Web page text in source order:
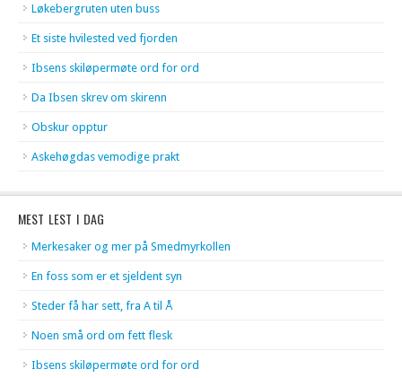
Løkebergruten uten buss
Et siste hvilested ved fjorden
Ibsens skiløpermøte ord for ord
Da Ibsen skrev om skirenn
Obskur opptur
Askehøgdas vemodige prakt
MEST LEST I DAG
Merkesaker og mer på Smedmyrkollen
En foss som er et sjeldent syn
Steder få har sett, fra A til Å
Noen små ord om fett flesk
Ibsens skiløpermøte ord for ord